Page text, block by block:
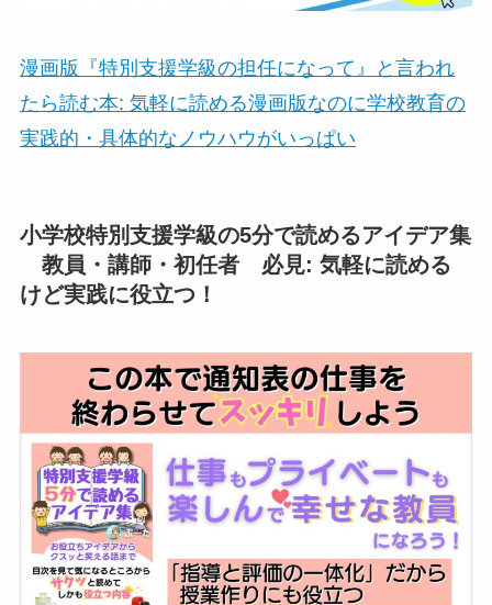
漫画版『特別支援学級の担任になって』と言われ
たら読む本: 気軽に読める漫画版なのに学校教育の
実践的・具体的なノウハウがいっぱい
小学校特別支援学級の5分で読めるアイデア集
教員・講師・初任者 必見: 気軽に読める
けど実践に役立つ！